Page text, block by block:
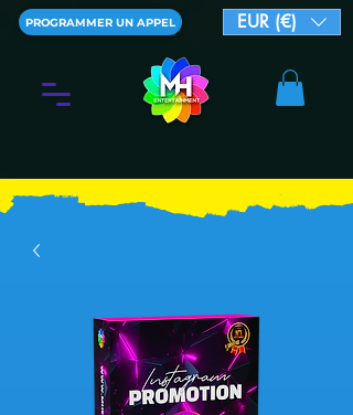
PROGRAMMER UN APPEL EUR (€)